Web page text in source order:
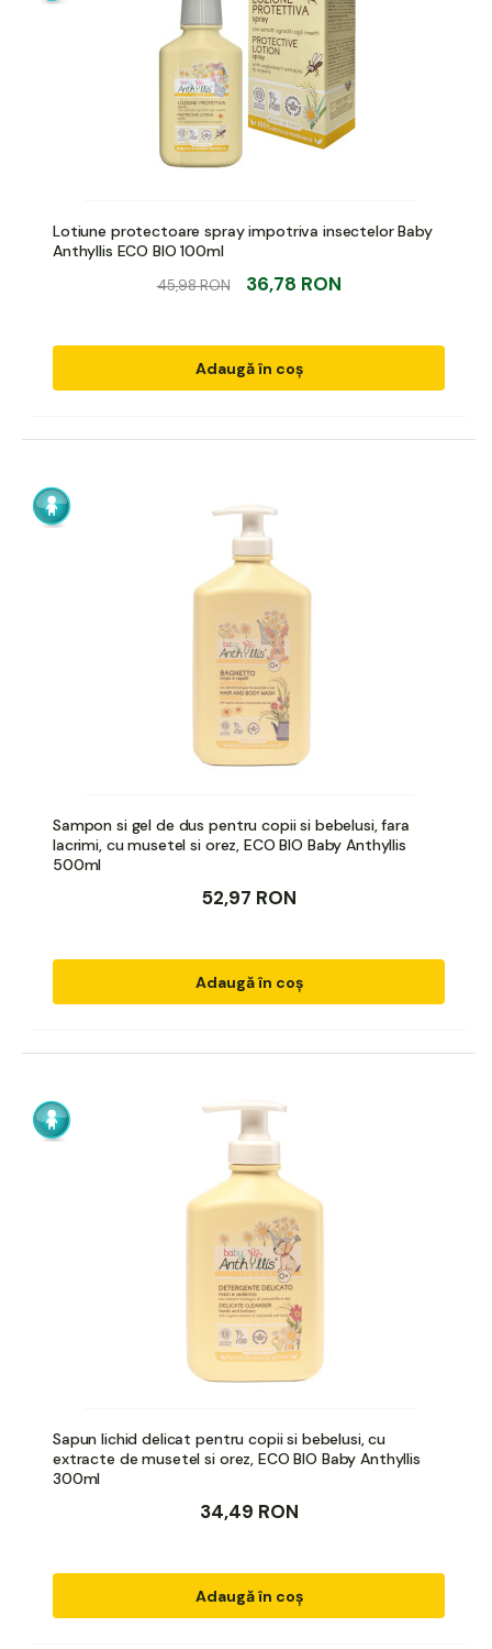
Lotiune protectoare spray impotriva insectelor Baby
Anthyllis ECO BIO 100ml
45,98 RON 36,78 RON
Adaugă în coș
Sampon si gel de dus pentru copii si bebelusi, fara
lacrimi, cu musetel si orez, ECO BIO Baby Anthyllis
500ml
52,97 RON
Adaugă în coș
Sapun lichid delicat pentru copii si bebelusi, cu
extracte de musetel si orez, ECO BIO Baby Anthyllis
300ml
34,49 RON
Adaugă în coș